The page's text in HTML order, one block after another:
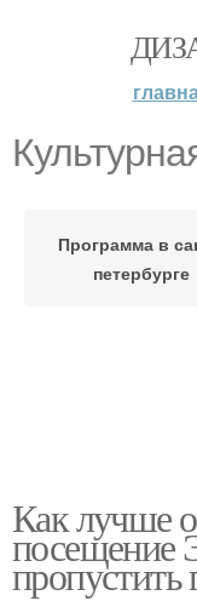
Программа в
петербурге
Как лучше
посещение
пропустить